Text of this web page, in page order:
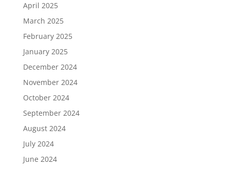
April 2025
March 2025
February 2025
January 2025
December 2024
November 2024
October 2024
September 2024
August 2024
July 2024
June 2024